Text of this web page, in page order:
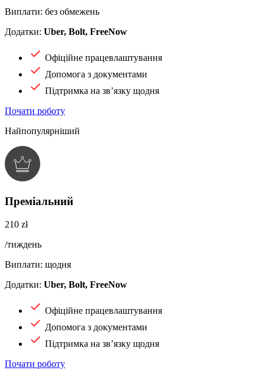
Виплати: без обмежень
Додатки: Uber, Bolt, FreeNow
Офіційне працевлаштування
Допомога з документами
Підтримка на зв’язку щодня
Почати роботу
Найпопулярніший
Преміальний
210 zł
/тиждень
Виплати: щодня
Додатки: Uber, Bolt, FreeNow
Офіційне працевлаштування
Допомога з документами
Підтримка на зв’язку щодня
Почати роботу